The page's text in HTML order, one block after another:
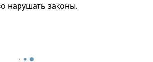
нарушать законы.